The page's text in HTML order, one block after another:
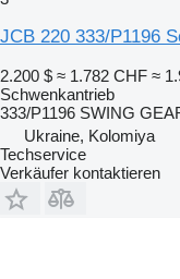
JCB 220 333/P1196
2.200 $ ≈ 1.782 CHF ≈
Schwenkantrieb
333/P1196 SWING
Ukraine, Kolomiya
Techservice
Verkäufer kontaktieren